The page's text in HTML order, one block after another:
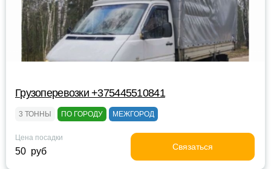
Грузоперевозки +375445510841
3 ТОННЫ ПО ГОРОДУ МЕЖГОРОД
Цена посадки
50 руб Связаться